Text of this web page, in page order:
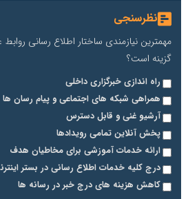
نظرسنجی
مهمترین نیازمندی ساختار اطلاع رسانی
گزینه است؟
راه اندازی خبرگزاری داخلی
همراهی شبکه های اجتماعی و پیام رسان ها
آرشیو غنی و قابل دسترس
پخش آنلاین تمامی رویدادها
ارائه خدمات آموزشی برای مخاطیان هدف
درج کلیه خدمات اطلاع رسانی در بستر
کاهش هزینه های درج خبر در رسانه ها